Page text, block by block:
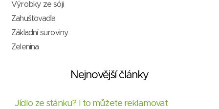
Výrobky ze sóji
Zahušťovadla
Základní suroviny
Zelenina
Nejnovější články
Jídlo ze stánku? I to můžete reklamovat